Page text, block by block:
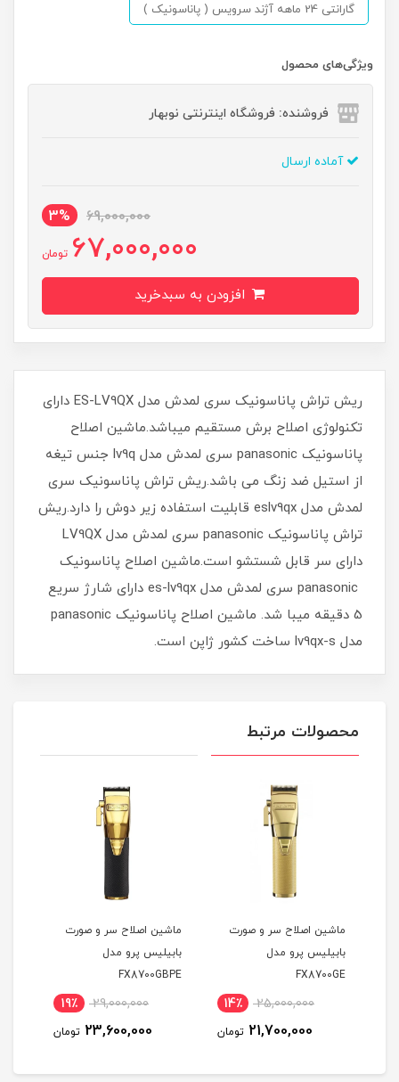
گارانتی 24 ماهه آژند سرویس ( پاناسونیک )
ویژگی‌های محصول
فروشنده: فروشگاه اینترنتی نوبهار
آماده ارسال
69,000,000
3%
67,000,000 تومان
ریش تراش پاناسونیک سری لمدش مدل ES-LV9QX دارای
تکنولوژی اصلاح برش مستقیم میباشد.ماشین اصلاح
پاناسونیک panasonic سری لمدش مدل lv9q جنس تیغه
از استیل ضد زنگ می باشد.ریش تراش پاناسونیک سری
لمدش مدل eslv9qx قابلیت استفاده زیر دوش را دارد.ریش
تراش پاناسونیک panasonic سری لمدش مدل LV9QX
دارای سر قابل شستشو است.ماشین اصلاح پاناسونیک
panasonic سری لمدش مدل es-lv9qx دارای شارژ سریع
5 دقیقه میبا شد. ماشین اصلاح پاناسونیک panasonic
مدل lv9qx-s ساخت کشور ژاپن است.
محصولات مرتبط
ماشین اصلاح سر و صورت
بابیلیس پرو مدل
FX8700GE
25,000,000 14٪
21,700,000 تومان
ماشین اصلاح سر و صورت
بابیلیس پرو مدل
FX8700GBPE
29,000,000 19٪
23,600,000 تومان